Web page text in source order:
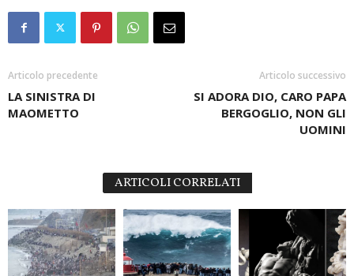
Articolo precedente
LA SINISTRA DI
MAOMETTO
Articolo successivo
SI ADORA DIO, CARO PAPA
BERGOGLIO, NON GLI
UOMINI
ARTICOLI CORRELATI